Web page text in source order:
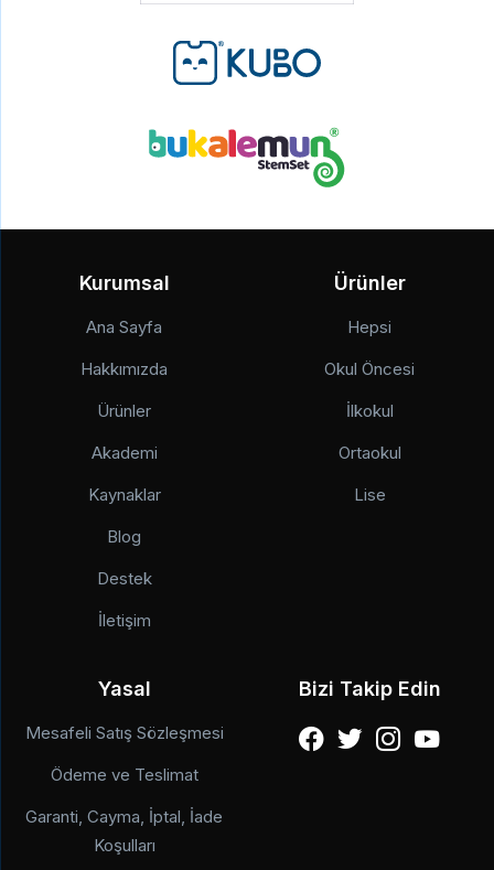
Kurumsal
Ana Sayfa
Hakkımızda
Ürünler
Akademi
Kaynaklar
Blog
Destek
İletişim
Ürünler
Hepsi
Okul Öncesi
İlkokul
Ortaokul
Lise
Yasal
Mesafeli Satış Sözleşmesi
Ödeme ve Teslimat
Garanti, Cayma, İptal, İade
Koşulları
Bizi Takip Edin